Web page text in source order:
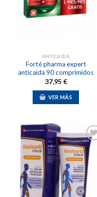
lista de
deseos
ANTICAIDA
Forté pharma expert
anticaída 90 comprimidos
37,95 €
VER MÁS
Añadir
a la
lista de
deseos